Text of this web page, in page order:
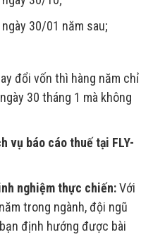
30/01 năm sau;
đổi vốn thì hàng năm chỉ
30 tháng 1 mà không
vụ báo cáo thuế tại FLY-
nghiệm thực chiến:Với
trong ngành, đội ngũ
định hướng được bài